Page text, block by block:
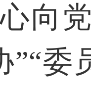
向
”“委